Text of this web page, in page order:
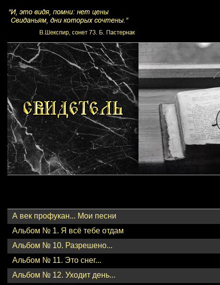
А век профукан... Мои песни
Альбом № 1. Я всё тебе отдам
Альбом № 10. Разрешено...
Альбом № 11. Это снег...
Альбом № 12. Уходит день...